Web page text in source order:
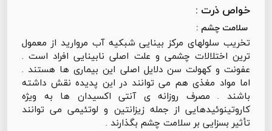
خواص ذرت :
سلامت چشم :
تخریب سلولهای مرکز بینایی شبکیه آب مروارید از معمول
ترین اختلالات چشمی و علت اصلی نابینایی افراد است .
عفونت و کهولت سن دلایل اصلی این بیماری ها هستند .
اما مواد مغذی هم می توانند در این پدیده نقش داشته
باشند . مصرف روزانه ی آنتی اکسیدان ها به ویژه
کاروتینوئیدهایی از جمله زیزانتین و لوتئیمی می توانند
تأثیر بسزایی بر سلامت چشم بگذارند .